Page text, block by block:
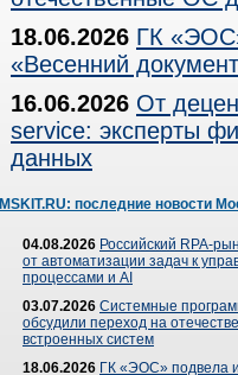
18.06.2026 ГК
«Весенний
16.06.2026 От
service: эксперты
данных
MSKIT.RU: последние новости
04.08.2026 Российский RPA-
от автоматизации задач к
процессами и AI
03.07.2026 Системные
обсудили переход на
встроенных систем
18.06.2026 ГК «ЭОС» подвела